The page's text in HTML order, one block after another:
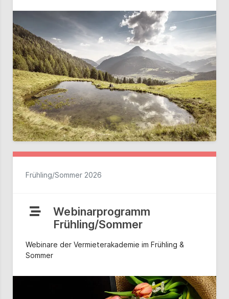
Frühling/Sommer 2026
Webinarprogramm
Frühling/Sommer
Webinare der Vermieterakademie im Frühling &
Sommer